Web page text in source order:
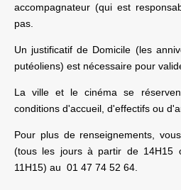
accompagnateur (qui est
pas.
Un justificatif de Domicile (les
putéoliens) est nécessaire pour
La ville et le cinéma se
conditions d'accueil, d'effectifs ou
Pour plus de renseignements,
(tous les jours à partir de 14H15
11H15) au 01 47 74 52 64.